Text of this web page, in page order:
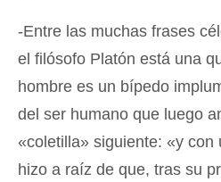
-Entre las muchas frases
el filósofo Platón está una
hombre es un bípedo
del ser humano que luego
«coletilla» siguiente: «y con
hizo a raíz de que, tras su